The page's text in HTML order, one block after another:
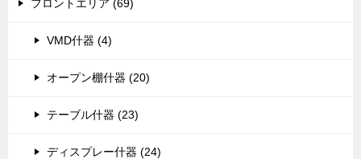
フロントエリア (69)
VMD什器 (4)
オープン棚什器 (20)
テーブル什器 (23)
ディスプレー什器 (24)